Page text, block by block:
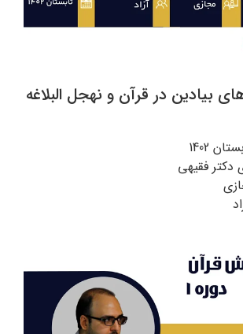
بیادین در قرآن و نهجل البلاغه
1402
فقیهی